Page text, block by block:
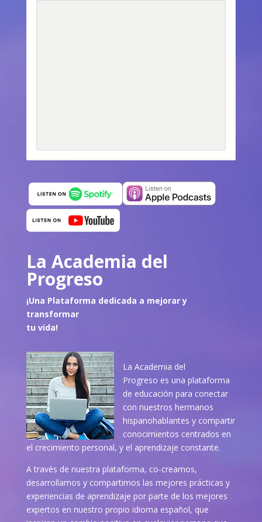
La Academia del
Progreso
¡Una Plataforma dedicada a mejorar y
transformar
tu vida!
La Academia del
Progreso es una plataforma
de educación para conectar
con nuestros hermanos
hispanohablantes y compartir
conocimientos centrados en
el crecimiento personal, y el aprendizaje constante.
A través de nuestra plataforma, co-creamos,
desarrollamos y compartimos las mejores prácticas y
experiencias de aprendizaje por parte de los mejores
expertos en nuestro propio idioma español, que